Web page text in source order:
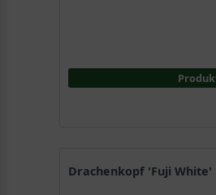
Drachenkopf 'Fuji White'